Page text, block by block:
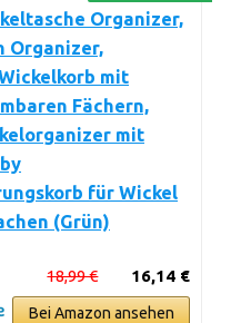
Organizer,
Organizer,
mit
Fächern,
mit
für Wickel
(Grün)
16,14 €
18,99 €
Bei Amazon ansehen